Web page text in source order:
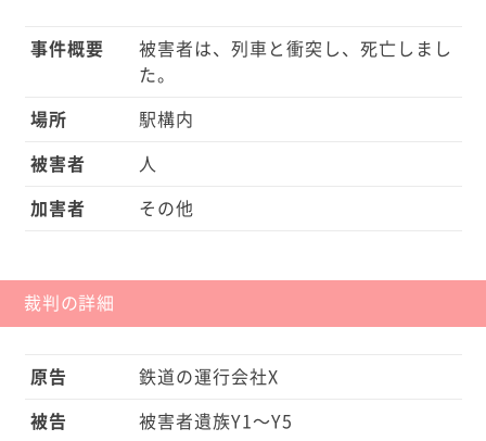
事件概要
被害者は、列車と衝突し、死亡しまし
た。
場所 駅構内
被害者 人
加害者 その他
裁判の詳細
原告 鉄道の運行会社X
被告 被害者遺族Y1〜Y5